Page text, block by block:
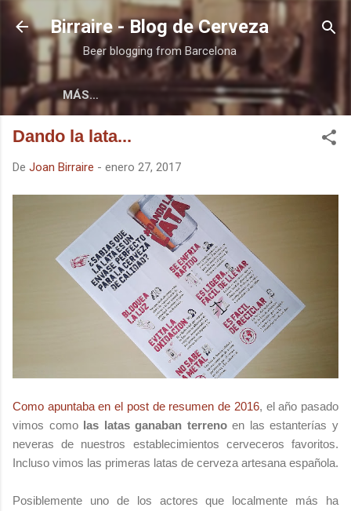
Ir al contenido principal
Birraire - Blog de Cerveza
Beer blogging from Barcelona
MÁS…
Dando la lata...
De Joan Birraire - enero 27, 2017
Como apuntaba en el post de resumen de 2016, el año pasado
vimos como las latas ganaban terrenoen las estanterías y
neveras de nuestros establecimientos cerveceros favoritos.
Incluso vimos las primeras latas de cerveza artesana española.
Posiblemente uno de los actores que localmente más ha